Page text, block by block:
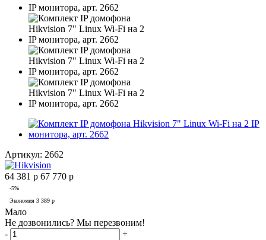
Артикул: 2662
64 381 р 67 770 р
-5%
Экономия 3 389 р
Мало
Не дозвонились? Мы перезвоним!
-
+